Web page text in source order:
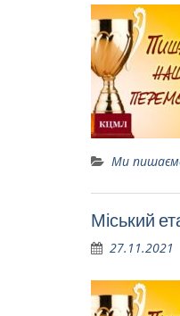
Ми
Міський
27.11.2021